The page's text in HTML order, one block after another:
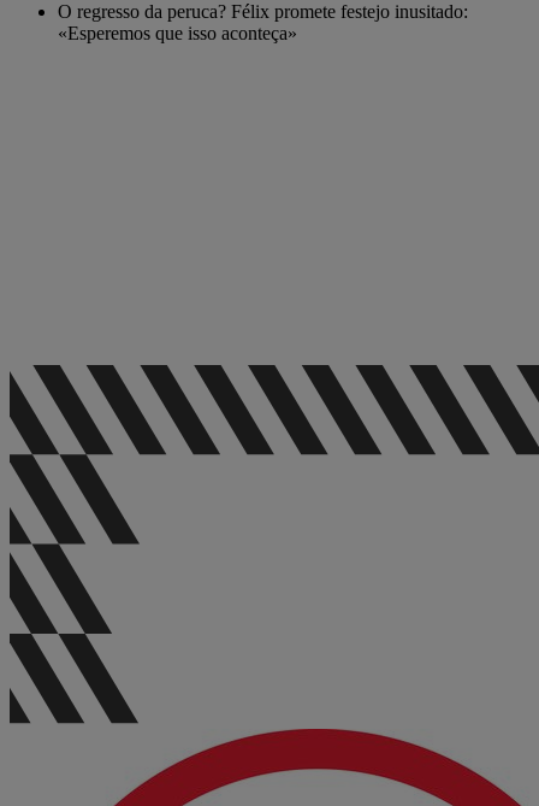
O regresso da peruca? Félix promete festejo inusitado:
«Esperemos que isso aconteça»